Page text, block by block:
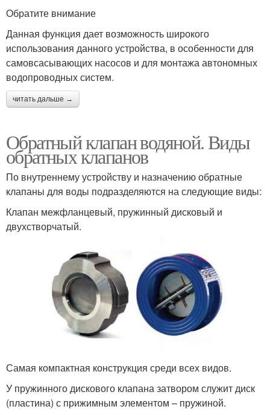
Обратите внимание
Данная функция дает возможность широкого
использования данного устройства, в особенности для
самовсасывающих насосов и для монтажа автономных
водопроводных систем.
читать дальше →
Обратный клапан водяной. Виды
обратных клапанов
По внутреннему устройству и назначению обратные
клапаны для воды подразделяются на следующие виды:
Клапан межфланцевый, пружинный дисковый и
двухстворчатый.
Самая компактная конструкция среди всех видов.
У пружинного дискового клапана затвором служит диск
(пластина) с прижимным элементом – пружиной.